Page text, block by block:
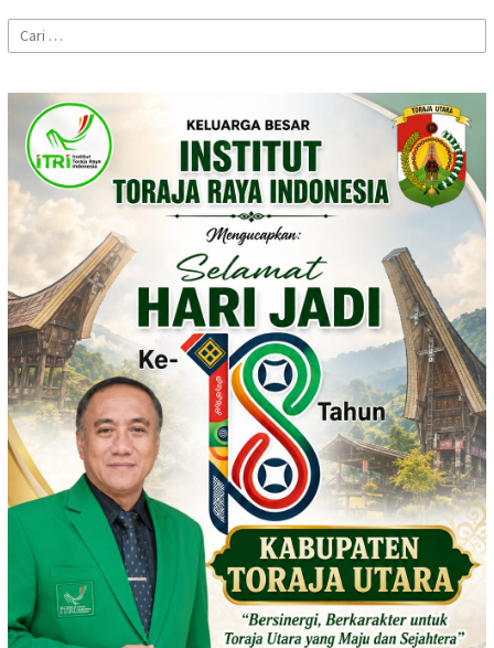
Cari
untuk: